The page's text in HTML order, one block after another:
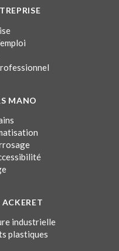
MANO
ACKERET
industrielle
plastiques